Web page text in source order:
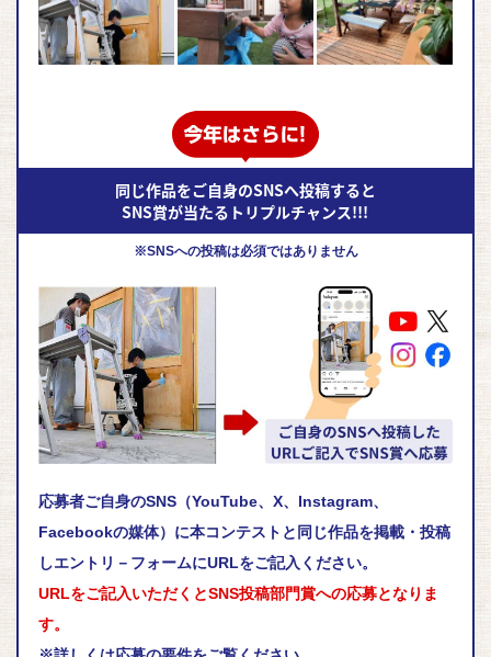
※SNSへの投稿は必須ではありません
応募者ご自身のSNS（YouTube、X、Instagram、
Facebookの媒体）に本コンテストと同じ作品を掲載・投稿
しエントリ－フォームにURLをご記入ください。
URLをご記入いただくとSNS投稿部門賞への応募となりま
す。